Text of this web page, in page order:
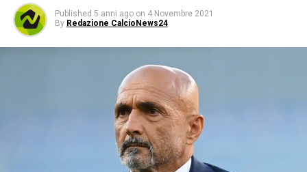
Published 5 anni ago on 4 Novembre 2021
By Redazione CalcioNews24